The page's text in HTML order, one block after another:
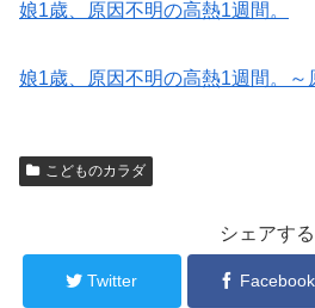
娘1歳、原因不明の高熱1週間。
娘1歳、原因不明の高熱1週間。～
こどものカラダ
シェアする
Twitter Facebook